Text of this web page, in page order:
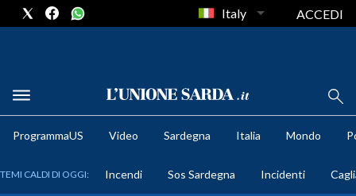
METEO
Italy ACCEDI
ProgrammaUS Video Sardegna Italia Mondo
TEMI CALDI DI OGGI: Incendi Sos Sardegna Incidenti